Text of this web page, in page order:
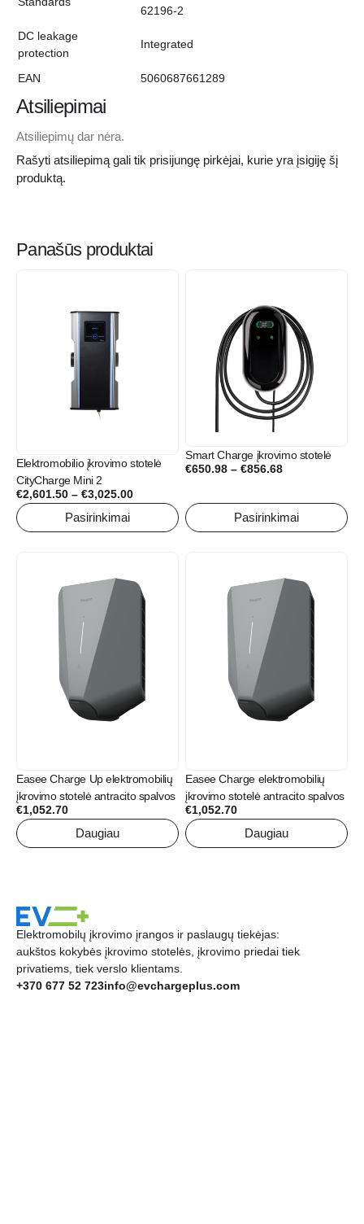
62196-2
DC leakage
protection
Integrated
EAN 5060687661289
Atsiliepimai
Atsiliepimų dar nėra.
Rašyti atsiliepimą gali tik prisijungę pirkėjai, kurie yra įsigiję šį
produktą.
Panašūs produktai
Elektromobilio įkrovimo stotelė
CityCharge Mini 2
€2,601.50 – €3,025.00Price
€2,601.50
Pasirinkimai
on
the
product
page
Smart Charge įkrovimo stotelė
€650.98 – €856.68Price
€650.98
through
€856.68
Pasirinkimai
multiple
variants.
options
on
the
page
Easee Charge Up elektromobilių
įkrovimo stotelė antracito spalvos
€1,052.70
Daugiau
Easee Charge elektromobilių
įkrovimo stotelė antracito spalvos
€1,052.70
Daugiau
Elektromobilų įkrovimo įrangos ir paslaugų tiekėjas:
aukštos kokybės įkrovimo stotelės, įkrovimo priedai tiek
privatiems, tiek verslo klientams.
+370 677 52 723info@evchargeplus.com